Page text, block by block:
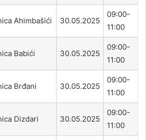
Ahimbašići 30.05.2025
09:00-
11:00
Babići 30.05.2025
09:00-
11:00
Brđani 30.05.2025
09:00-
11:00
Dizdari 30.05.2025
09:00-
11:00